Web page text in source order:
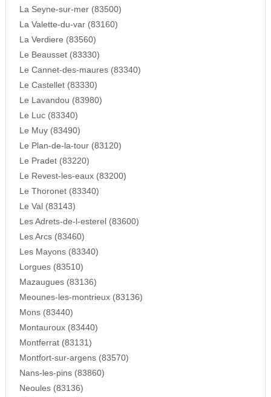
La Seyne-sur-mer (83500)
La Valette-du-var (83160)
La Verdiere (83560)
Le Beausset (83330)
Le Cannet-des-maures (83340)
Le Castellet (83330)
Le Lavandou (83980)
Le Luc (83340)
Le Muy (83490)
Le Plan-de-la-tour (83120)
Le Pradet (83220)
Le Revest-les-eaux (83200)
Le Thoronet (83340)
Le Val (83143)
Les Adrets-de-l-esterel (83600)
Les Arcs (83460)
Les Mayons (83340)
Lorgues (83510)
Mazaugues (83136)
Meounes-les-montrieux (83136)
Mons (83440)
Montauroux (83440)
Montferrat (83131)
Montfort-sur-argens (83570)
Nans-les-pins (83860)
Neoules (83136)